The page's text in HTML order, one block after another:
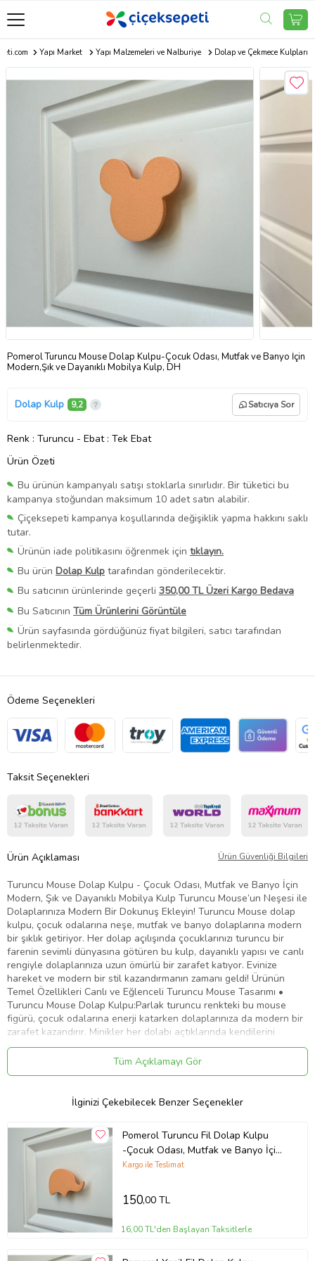
Yapı Market Yapı Malzemeleri ve Nalburiye Dolap ve Çekmece Kulpları
Pomerol Turuncu Mouse Dolap Kulpu-Çocuk Odası, Mutfak ve Banyo İçin
Modern,Şık ve Dayanıklı Mobilya Kulp, DH
Dolap Kulp 9,2 Satıcıya Sor
Renk : Turuncu - Ebat : Tek Ebat
Ürün Özeti
Bu ürünün kampanyalı satışı stoklarla sınırlıdır. Bir tüketici bu
kampanya stoğundan maksimum 10 adet satın alabilir.
Çiçeksepeti kampanya koşullarında değişiklik yapma hakkını saklı
tutar.
Ürünün iade politikasını öğrenmek için tıklayın.
Bu ürün Dolap Kulp tarafından gönderilecektir.
Bu satıcının ürünlerinde geçerli 350,00 TL Üzeri Kargo Bedava
Bu Satıcının Tüm Ürünlerini Görüntüle
Ürün sayfasında gördüğünüz fiyat bilgileri, satıcı tarafından
belirlenmektedir.
Ödeme Seçenekleri
Taksit Seçenekleri
Ürün Açıklaması Ürün Güvenliği Bilgileri
Turuncu Mouse Dolap Kulpu - Çocuk Odası, Mutfak ve Banyo İçin
Modern, Şık ve Dayanıklı Mobilya Kulp Turuncu Mouse’un Neşesi ile
Dolaplarınıza Modern Bir Dokunuş Ekleyin! Turuncu Mouse dolap
kulpu, çocuk odalarına neşe, mutfak ve banyo dolaplarına modern
bir şıklık getiriyor. Her dolap açılışında çocuklarınızı turuncu bir
farenin sevimli dünyasına götüren bu kulp, dayanıklı yapısı ve canlı
rengiyle dolaplarınıza uzun ömürlü bir zarafet katıyor. Evinize
hareket ve modern bir stil kazandırmanın zamanı geldi! Ürünün
Temel Özellikleri Canlı ve Eğlenceli Turuncu Mouse Tasarımı •
Turuncu Mouse Dolap Kulpu:Parlak turuncu renkteki bu mouse
figürü, çocuk odalarına enerji katarken dolaplarınıza da modern bir
zarafet kazandırır. Minikler her dolabı açtıklarında kendilerini
turuncu farenin dünyasında neşeli bir macerada bulacaklar. Aynı
zamanda mutfak ve banyo dolaplarınıza zarif ve modern bir
dokunuş ekler. Dayanıklı ve Güvenli Malzeme • Yüksek Kaliteli
günlük kullanıma uygun olacak şekilde tasarlanmıştır. Çocuk
odaları, mutfak ve banyo dolapları için güvenli ve uzun ömürlü bir
tercihtir. Kolay ve Hızlı Montaj • Pratik Kurulum:Turuncu Mouse
dolap kulpu, dayanıklı vida sistemiyle hızlı ve güvenli bir şekilde
monte edilebilir. Profesyonel yardım gerektirmeden kolayca
takılabilir. Dolaplarınıza modern ve enerjik bir dokunuş katın!
Turuncu Mouse Dolap Kulpu ile Gelen Avantajlar Modern ve
Sevimli Tasarım • Eğlenceli ve Modern Atmosfer:Turuncu Mouse
dolap kulpu, çocuk odalarına sevimlilik ve neşe getirirken
dolaplarınıza da zarif bir dokunuş kazandırır. Minikler her dolabı
açışında turuncu farenin rehberliğinde eğlenceli bir dünyaya adım
Tüm Açıklamayı Gör
İlginizi Çekebilecek Benzer Seçenekler
Pomerol Turuncu Fil Dolap Kulpu
-Çocuk Odası, Mutfak ve Banyo İçin
Modern, Şık ve Dayanıklı Mobilya
Kargo ile Teslimat
150,00 TL
16,00 TL'den Başlayan Taksitlerle